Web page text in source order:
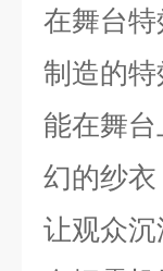
在舞台特
制造的
能在舞
幻的纱
让观众沉